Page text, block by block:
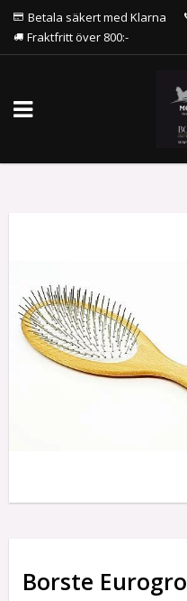
Betala säkert med Klarna
Fraktfritt över 800:-
Borste